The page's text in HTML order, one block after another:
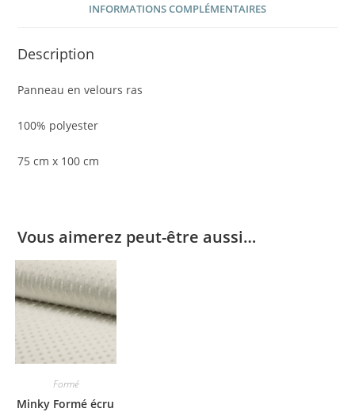
INFORMATIONS COMPLÉMENTAIRES
Description
Panneau en velours ras
100% polyester
75 cm x 100 cm
Vous aimerez peut-être aussi…
Formé
Minky Formé écru